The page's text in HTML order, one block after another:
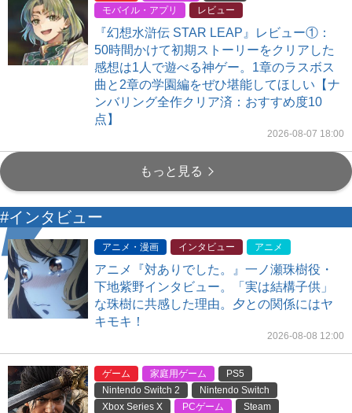
モバイル・アプリ
レビュー
『幻想水滸伝 STAR LEAP』レビュー①：
50時間かけて初期ストーリーをクリアした
感想は1人で遊べる神ゲー。1章のラスボス
曲と2章の学園編をぜひ堪能してほしい【ナ
ンバリング全作クリア済：おすすめ度10
点】
2026-08-07 18:00
もっと見る
#インタビュー
アニメ・漫画 インタビュー アニメ
アニメ『対ありでした。』一ノ瀬珠樹役・
下地紫野インタビュー。「実は結構子供」
な珠樹に共感した理由。夕との関係にはヤ
キモキ！
2026-08-08 12:00
ゲーム 家庭用ゲーム
PS5
Nintendo Switch 2
Nintendo Switch
Xbox Series X
PCゲーム
Steam